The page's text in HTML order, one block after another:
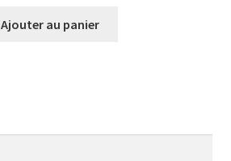
Ajouter au panier